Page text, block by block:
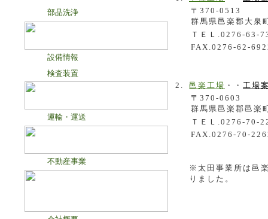
部品洗浄
設備情報
検査装置
運輸・運送
不動産事業
〒370-0513
群馬県邑楽郡大泉
ＴＥＬ.0276-63-
FAX.0276-62-
邑楽工場 ・・ 工場
〒370-0603
群馬県邑楽郡邑楽
ＴＥＬ.0276-70-
FAX.0276-70-
※太田事業所は邑
りました。